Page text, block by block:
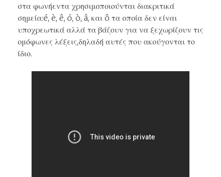
στα φωνήεντα χρησιμοποιούνται διακριτικά
σημεία:é, è, ê, ó, ò, â, και ô τα οποία δεν είναι
υποχρεωτικά αλλά τα βάζουν για να ξεχωρίζουν τις
ομόφωνες λέξεις,δηλαδή αυτές που ακούγονται το
ίδιο.